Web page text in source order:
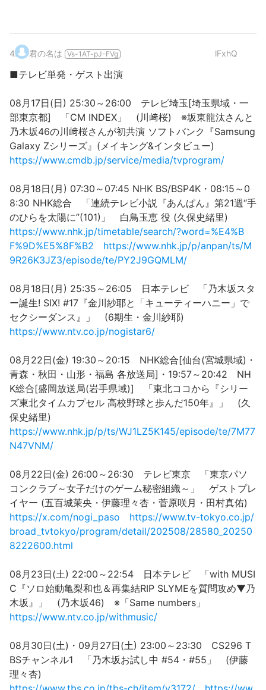
4. 君の名は Vs-1AT-pJ-FVg lFxhQ
■テレビ単発・ゲスト出演
08月17日(日) 25:30～26:00 テレビ埼玉[埼玉県域・一
部東京都] 「CM INDEX」 (川﨑桜) ※坂東龍汰さんと
乃木坂46の川﨑桜さんが初共演 ソフトバンク『Samsung
Galaxy Zシリーズ』(メイキング&インタビュー)
https://www.cmdb.jp/service/media/tvprogram/
08月18日(月) 07:30～07:45 NHK BS/BSP4K・08:15～0
8:30 NHK総合 「連続テレビ小説『あんぱん』第21週“手
のひらを太陽に”(101)」 白鳥玉恵 役 (久保史緒里)
https://www.nhk.jp/timetable/search/?word=%E4%B
F%9D%E5%8F%B2
https://www.nhk.jp/p/anpan/ts/M
9R26K3JZ3/episode/te/PY2J9GQMLM/
08月18日(月) 25:35～26:05 日本テレビ 「乃木坂スタ
ー誕生! SIX! #17『金川紗耶と「キューティーハニー」で
セクシーダンス』」 (6期生・金川紗耶)
https://www.ntv.co.jp/nogistar6/
08月22日(金) 19:30～20:15 NHK総合[仙台(宮城県域)・
青森・秋田・山形・福島 各放送局]・19:57～20:42 NH
K総合[盛岡放送局(岩手県域)] 「東北ココから『シリー
ズ東北タイムカプセル 高校野球と歩んだ150年』」 (久
保史緒里)
https://www.nhk.jp/p/ts/WJ1LZ5K145/episode/te/7M77
N47VNM/
08月22日(金) 26:00～26:30 テレビ東京 「東京パソ
コンクラブ～女子だけのゲーム秘密組織～」 ゲストプレ
イヤー (五百城茉央・伊藤理々杏・菅原咲月・田村真佑)
https://x.com/nogi_paso
https://www.tv-tokyo.co.jp/
broad_tvtokyo/program/detail/202508/28580_20250
8222600.html
08月23日(土) 22:00～22:54 日本テレビ 「with MUSI
C『ソロ始動亀梨和也＆再集結RIP SLYMEを質問攻め▼乃
木坂』」 (乃木坂46) ※「Same numbers」
https://www.ntv.co.jp/withmusic/
08月30日(土)・09月27日(土) 23:00～23:30 CS296 T
BSチャンネル1 「乃木坂お試し中 #54・#55」 (伊藤
理々杏)